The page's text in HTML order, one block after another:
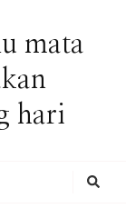
mata
hari